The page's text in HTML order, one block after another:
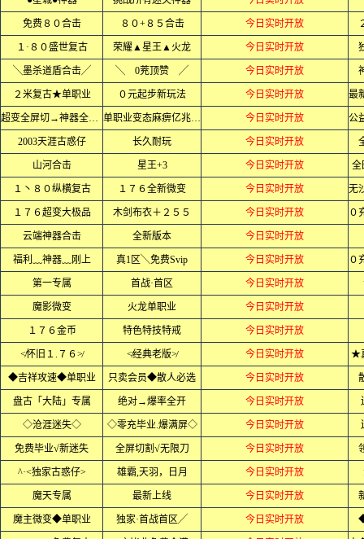
免费８０合击 ８０+８５合击 今日实时开放
１·８０盛世复古 荣耀▲星王▲火龙 今日实时开放
╲墨杀道盾合击╱ ╲ 0茺顶赞 ╱ 今日实时开放
２米复古★单职业 ０元起步新玩法 今日实时开放
超变全屏切→神器全屏乱炸 单职业变态麻痹亿兆爆率 今日实时开放
2003天涯古惑仔 长久耐玩 今日实时开放
山河合击 星王+3 今日实时开放 全
１丶８０纵横复古 １７６全新微变 今日实时开放
１７６超变大极品 木剑布衣＋２５５ 今日实时开放
云端神器合击 全新版本 今日实时开放
福利﹏神器﹏刚上 真1区╲免费Svip 今日实时开放
第一专属 首战·首区 今日实时开放
魔影微变 火龙单职业 今日实时开放
１７６金币 特色特技特戒 今日实时开放
≮怀旧１.７６≯ ≮经典老版≯ 今日实时开放 ★
◆吉祥攻速◆单职业 只卖会员◆散人必选 今日实时开放
盘古「大陆」专属 绝对→爆率全开 今日实时开放
◇沧涯迷失◇ ◇零充毕业.爆满屏◇ 今日实时开放
免费毕业√新迷失 全屏切割√无限刀 今日实时开放
^·<独家古惑仔> 雄霸,天羽，日月 今日实时开放
魔天专属 最新上线 今日实时开放
魔主微变◆单职业 独家·首战首区╱ 今日实时开放